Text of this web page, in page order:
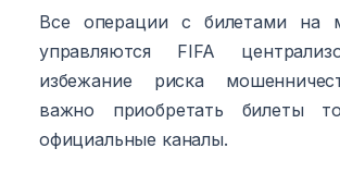
Все операции с билетами на
управляются FIFA
избежание риска
важно приобретать билеты
официальные каналы.